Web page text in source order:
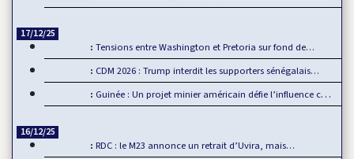
17/12/25
Tensions entre Washington et Pretoria sur fond de…
CDM 2026 : Trump interdit les supporters sénégalais…
Guinée : Un projet minier américain défie l’influence chinoise
16/12/25
RDC : le M23 annonce un retrait d’Uvira, mais…